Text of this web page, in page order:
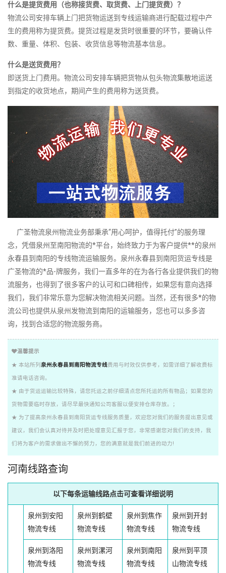
什么是提货费用（也称接货费、取货费、上门提货费）？
物流公司安排车辆上门把货物运送到专线运输商进行配载过程中产
生的费用称为提货费。提货过程是发货时很重要的环节，要确认件
数、重量、体积、包装、收货信息等物流基本信息。
什么是送货费用？
即送货上门费用。物流公司安排车辆把货物从包头物流集散地运送
到指定的收货地点，期间产生的费用称为送货费。
广圣物流泉州物流业务部秉承“用心呵护，值得托付”的服务理
念，凭借泉州至南阳物流的*平台，始终致力于为客户提供**的泉州
永春县到南阳的专线物流运输服务。泉州永春县到南阳货运专线是
广圣物流的*品-牌服务，我们一直多年的在为各行各业提供我们的物
流服务，也得到了很多客户的认可和口碑相传，如果您有意向选择
我们，我们非常乐意为您解决物流相关问题。当然，还有很多*的物
流公司也提供从泉州发物流到南阳的运输服务，您也可以多多咨
询，找到合适您的物流服务商。
温馨提示
★ 本站所列 泉州永春县到南阳物流专线费用与时效仅供参考，如需详细了解收费标
准请电话咨询。
★ 由于货运运输比较特殊，请您托运之前仔细清点您所托运的所有物品；如果您的
货物需要临时存放，请尽早最快通知公司客服以便安排仓库存放。；
★ 为了提高泉州永春县到南阳货运专线服务质量，欢迎您对我们的服务提出意见或
建议，我们会认真对待并及时把处理意见汇报于您，非常感谢您对我们的支持，我
们将为客户的需求做出不懈的努力，您的满意就是我们前进的动力!
河南线路查询
以下每条运输线路点击可查看详细说明
泉州到安阳
物流专线
泉州到鹤壁
物流专线
泉州到焦作
物流专线
泉州到开封
物流专线
泉州到洛阳
物流专线
泉州到漯河
物流专线
泉州到南阳
物流专线
泉州到平顶
山物流专线